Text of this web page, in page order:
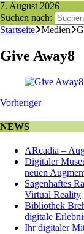
7. August 2026
Suchen nach:
Startseite Medien
Give Away8
Vorheriger
NEWS
ARcadia –
Digitaler
neuen
Sagenhaftes
Virtual Reality
Bibliothek
digitale
Ihr digitaler